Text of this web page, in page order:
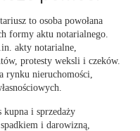
to osoba powołana
formy aktu notarialnego.
akty notarialne,
protesty weksli i czeków.
rynku nieruchomości,
kupna i sprzedaży
i darowizną,